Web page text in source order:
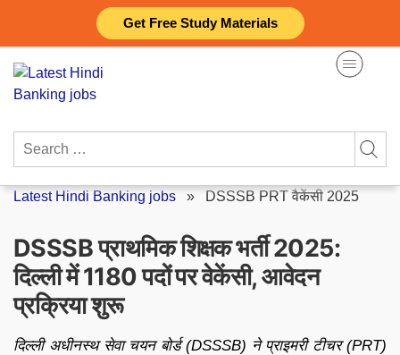
Get Free Study Materials
content
Search
Latest Hindi Banking jobs » DSSSB PRT वैकेंसी 2025
DSSSB प्राथमिक शिक्षक भर्ती 2025:
दिल्ली में 1180 पदों पर वेकेंसी, आवेदन
प्रक्रिया शुरू
दिल्ली अधीनस्थ सेवा चयन बोर्ड (DSSSB) ने प्राइमरी टीचर (PRT)